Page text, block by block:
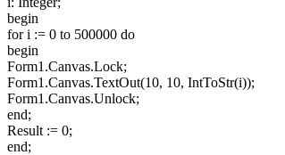
begin
for i := 0 to 500000 do
begin
Form1.Canvas.Lock;
Form1.Canvas.TextOut(10, 10, IntToStr(i));
Form1.Canvas.Unlock;
end;
Result := 0;
end;